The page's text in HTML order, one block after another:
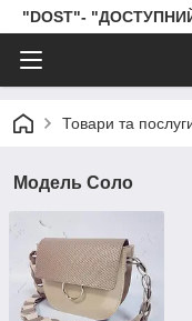
"DOST"-
Товари та
Модель Соло